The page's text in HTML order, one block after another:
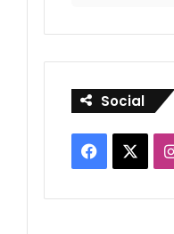
Social
Facebook